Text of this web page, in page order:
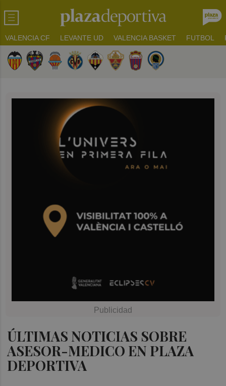
VALENCIA CF LEVANTE UD VALENCIA BASKET FUTBOL
ÚLTIMAS NOTICIAS SOBRE
ASESOR-MEDICO EN PLAZA
DEPORTIVA